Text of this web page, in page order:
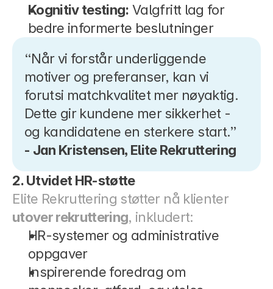
Kognitiv testing: Valgfritt lag for
bedre informerte beslutninger
“Når vi forstår underliggende
motiver og preferanser, kan vi
forutsi matchkvalitet mer nøyaktig.
Dette gir kundene mer sikkerhet -
og kandidatene en sterkere start.”
- Jan Kristensen, Elite Rekruttering
2. Utvidet HR-støtte
Elite Rekruttering støtter nå klienter
utover rekruttering, inkludert:
HR-systemer og administrative
oppgaver
Inspirerende foredrag om